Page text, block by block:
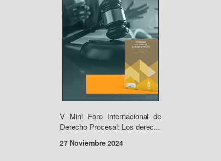
V Mini Foro Internacional de
Derecho Procesal: Los derec...
27 Noviembre 2024